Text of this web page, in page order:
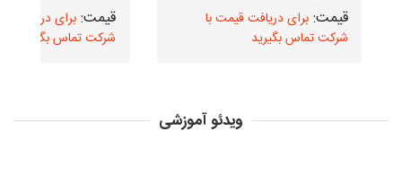
برای دریافت قیمت با
شرکت تماس بگیرید
برای دریافت
شرکت تماس بگیرید
ویدئو آموزشی